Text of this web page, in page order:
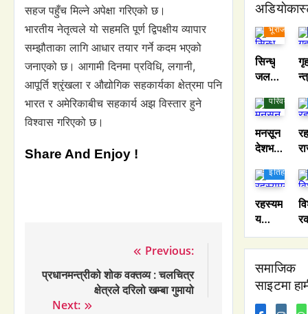
सहज पहुँच मिल्ने अपेक्षा गरिएको छ।
भारतीय नेतृत्वले यो सहमति पूर्ण द्विपक्षीय व्यापार
सम्झौताका लागि आधार तयार गर्ने कदम भएको
जनाएको छ। आगामी दिनमा प्रविधि, लगानी,
आपूर्ति श्रृंखला र औद्योगिक सहकार्यका क्षेत्रमा पनि
भारत र अमेरिकाबीच सहकार्य अझ विस्तार हुने
विश्वास गरिएको छ।
Share And Enjoy !
navigation
Previous:
प्रधानमन्त्रीको शोक वक्तव्य : चलचित्र
क्षेत्रले दरिलो खम्बा गुमायो
Next:
भूराजनीति
सिन्धु
जल
कि जल
व्यव
स्थापन
को
संकट?
पाकि
स्तान
को
पानी
भित्री
कथा
व
री
परिवर्तन
मनसून
देशभर
गर्दै ।
त:
इतिहास
रहस्यम
य
इतिहा
स:
भारत
को
एउटा
युद्ध
समाजिक
साइटमा